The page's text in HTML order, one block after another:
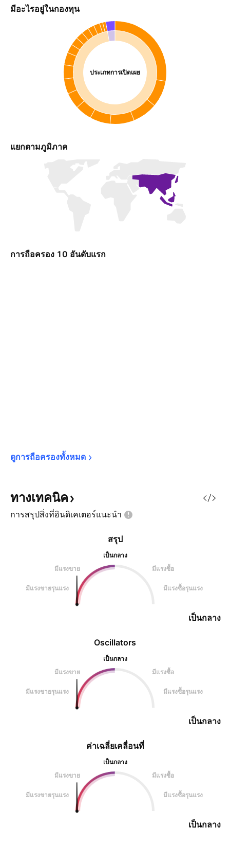
มีอะไรอยู่ในกองทุน
ประเภทการเปิดเผย
แยกตามภูมิภาค
การถือครอง 10 อันดับแรก
ดูการถือครองทั้งหมด
ทางเทคนิค
การสรุปสิ่งที่อินดิเคเตอร์แนะนำ
Oscillators
เป็นกลาง
มีแรงขาย
มีแรงซื้อ
มีแรงขายรุนแรง มีแรงซื้อรุนแรง
เป็นกลาง
สรุป
เป็นกลาง
มีแรงขาย
มีแรงซื้อ
มีแรงขายรุนแรง มีแรงซื้อรุนแรง
เป็นกลาง
ค่าเฉลี่ยเคลื่อนที่
เป็นกลาง
มีแรงขาย
มีแรงซื้อ
มีแรงขายรุนแรง มีแรงซื้อรุนแรง
เป็นกลาง